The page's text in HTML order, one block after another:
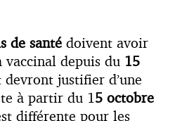
de santé doivent avoir
vaccinal depuis du 15
devront justifier d’une
à partir du 15 octobre
différente pour les